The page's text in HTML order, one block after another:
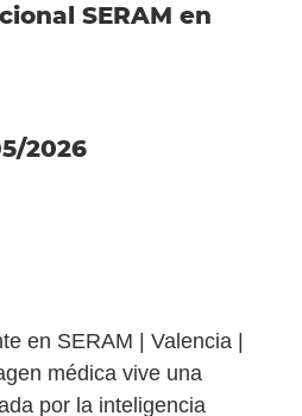
SERAM en
2026
en SERAM | Valencia |
médica vive una
por la inteligencia